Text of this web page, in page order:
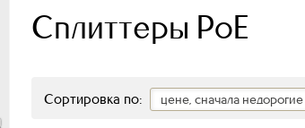
Сплиттеры PoE
Сортировка по: цене, сначала недорогие